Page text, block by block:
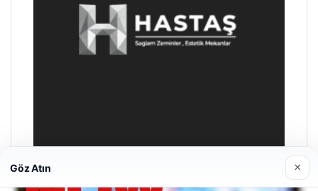
Enes Kaplan Avukatlık Bürosu
Göz Atın ×